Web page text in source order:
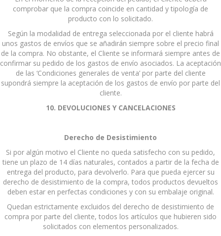
comprobar que la compra coincide en cantidad y tipología de
producto con lo solicitado.
Según la modalidad de entrega seleccionada por el cliente habrá
unos gastos de envíos que se añadirán siempre sobre el precio final
de la compra. No obstante, el Cliente se informará siempre antes de
confirmar su pedido de los gastos de envío asociados. La aceptación
de las ‘Condiciones generales de venta’ por parte del cliente
supondrá siempre la aceptación de los gastos de envío por parte del
cliente.
10. DEVOLUCIONES Y CANCELACIONES
Derecho de Desistimiento
Si por algún motivo el Cliente no queda satisfecho con su pedido,
tiene un plazo de 14 días naturales, contados a partir de la fecha de
entrega del producto, para devolverlo. Para que pueda ejercer su
derecho de desistimiento de la compra, todos productos devueltos
deben estar en perfectas condiciones y con su embalaje original.
Quedan estrictamente excluidos del derecho de desistimiento de
compra por parte del cliente, todos los artículos que hubieren sido
solicitados con elementos personalizados.